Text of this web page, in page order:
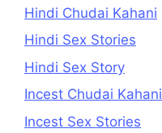
Hindi Chudai Kahani
Hindi Sex Stories
Hindi Sex Story
Incest Chudai Kahani
Incest Sex Stories